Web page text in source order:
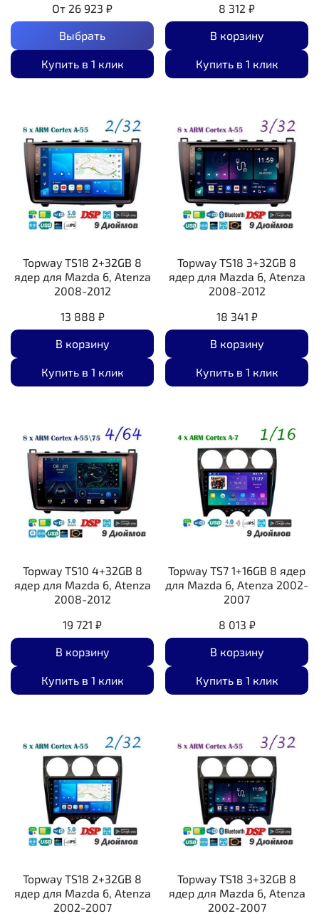
От 26 923 ₽
Выбрать
Купить в 1 клик
8 312 ₽
В корзину
Купить в 1 клик
Topway TS18 2+32GB 8
ядер для Mazda 6, Atenza
2008-2012
13 888 ₽
В корзину
Купить в 1 клик
Topway TS18 3+32GB 8
ядер для Mazda 6, Atenza
2008-2012
18 341 ₽
В корзину
Купить в 1 клик
Topway TS10 4+32GB 8
ядер для Mazda 6, Atenza
2008-2012
19 721 ₽
В корзину
Купить в 1 клик
Topway TS7 1+16GB 8 ядер
для Mazda 6, Atenza 2002-
2007
8 013 ₽
В корзину
Купить в 1 клик
Topway TS18 2+32GB 8
ядер для Mazda 6, Atenza
2002-2007
Topway TS18 3+32GB 8
ядер для Mazda 6, Atenza
2002-2007